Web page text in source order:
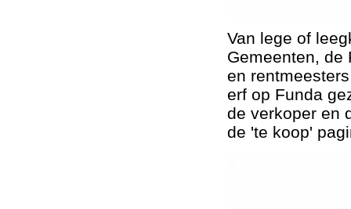
Van lege of
Gemeenten, de
en
erf op Funda
de verkoper en
de 'te koop'